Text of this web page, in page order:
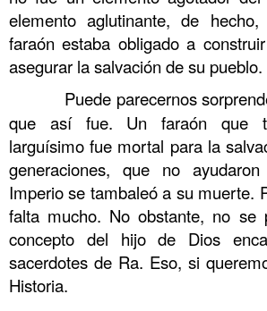
elemento aglutinante, de hecho,
faraón estaba obligado a
asegurar la salvación de su pueblo.
Puede parecernos
que así fue. Un faraón que
larguísimo fue mortal para la
generaciones, que no
Imperio se tambaleó a su muerte.
falta mucho. No obstante, no se
concepto del hijo de Dios
sacerdotes de Ra. Eso, si
Historia.